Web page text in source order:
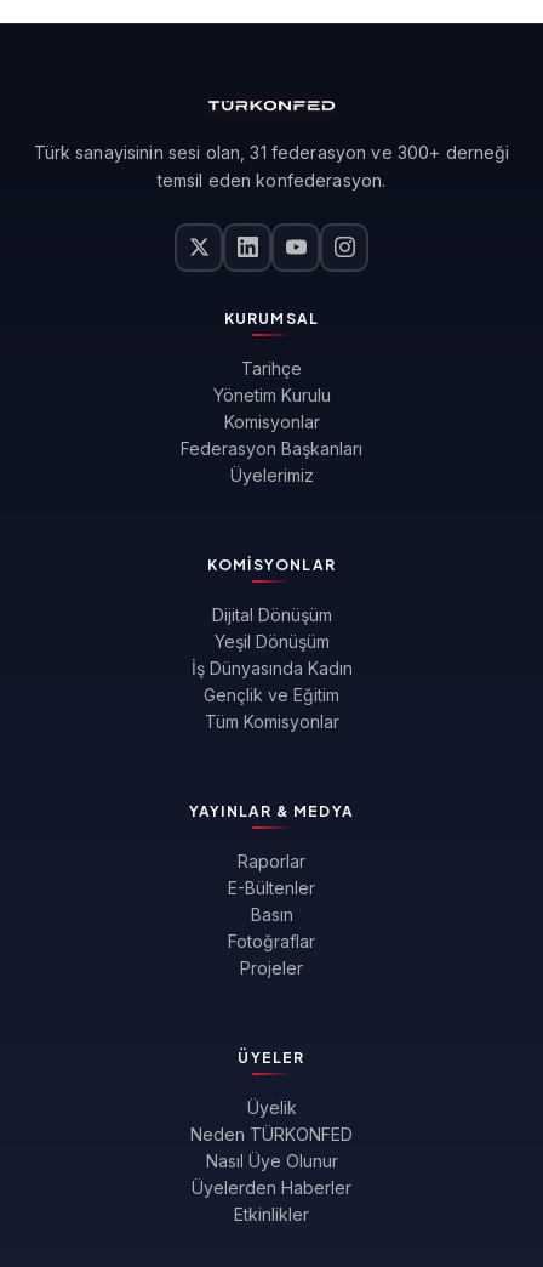
Türk sanayisinin sesi olan, 31 federasyon ve 300+ derneği
temsil eden konfederasyon.
KURUMSAL
Tarihçe
Yönetim Kurulu
Komisyonlar
Federasyon Başkanları
Üyelerimiz
KOMISYONLAR
Dijital Dönüşüm
Yeşil Dönüşüm
İş Dünyasında Kadın
Gençlik ve Eğitim
Tüm Komisyonlar
YAYINLAR & MEDYA
Raporlar
E-Bültenler
Basın
Fotoğraflar
Projeler
ÜYELER
Üyelik
Neden TÜRKONFED
Nasıl Üye Olunur
Üyelerden Haberler
Etkinlikler